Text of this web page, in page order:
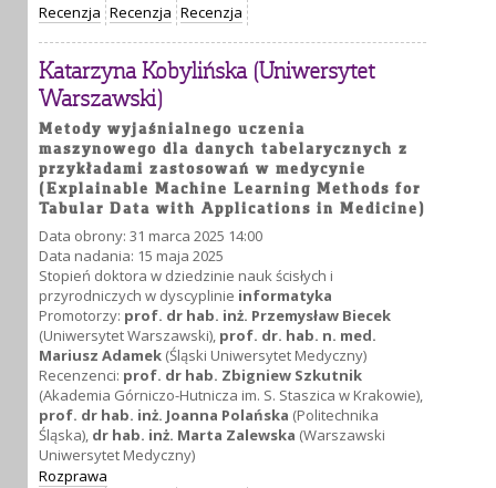
Recenzja Recenzja Recenzja
Katarzyna Kobylińska (Uniwersytet
Warszawski)
Metody wyjaśnialnego uczenia
maszynowego dla danych tabelarycznych z
przykładami zastosowań w medycynie
(Explainable Machine Learning Methods for
Tabular Data with Applications in Medicine)
Data obrony: 31 marca 2025 14:00
Data nadania: 15 maja 2025
Stopień doktora w dziedzinie nauk ścisłych i
przyrodniczych w dyscyplinie informatyka
Promotorzy: prof. dr hab. inż. Przemysław Biecek
(Uniwersytet Warszawski), prof. dr. hab. n. med.
Mariusz Adamek (Śląski Uniwersytet Medyczny)
Recenzenci: prof. dr hab. Zbigniew Szkutnik
(Akademia Górniczo-Hutnicza im. S. Staszica w Krakowie),
prof. dr hab. inż. Joanna Polańska (Politechnika
Śląska), dr hab. inż. Marta Zalewska (Warszawski
Uniwersytet Medyczny)
Rozprawa